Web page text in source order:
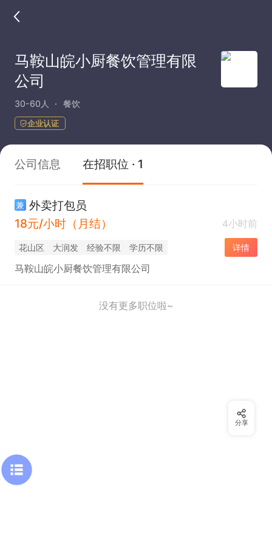
马鞍山皖小厨餐饮管理有限
公司
30-60人 餐饮
企业认证
公司信息 在招职位 · 1
兼 外卖打包员
18元/小时（月结）
4小时前
花山区 大润发 经验不限 学历不限 详情
马鞍山皖小厨餐饮管理有限公司
没有更多职位啦~
分享